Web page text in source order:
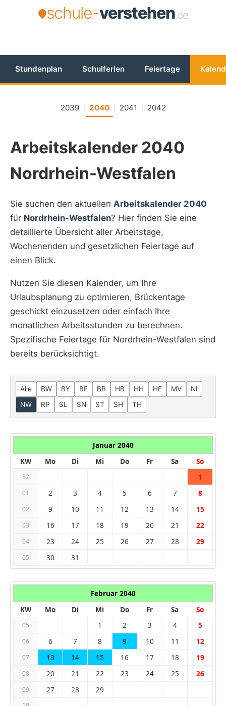
schule-verstehen.de
Stundenplan Schulferien Feiertage
2039 2040 2041 2042
Arbeitskalender 2040
Nordrhein-Westfalen
Sie suchen den aktuellen Arbeitskalender 2040
für Nordrhein-Westfalen? Hier finden Sie eine
detaillierte Übersicht aller Arbeitstage,
Wochenenden und gesetzlichen Feiertage auf
einen Blick.
Nutzen Sie diesen Kalender, um Ihre
Urlaubsplanung zu optimieren, Brückentage
geschickt einzusetzen oder einfach Ihre
monatlichen Arbeitsstunden zu berechnen.
Spezifische Feiertage für Nordrhein-Westfalen sind
bereits berücksichtigt.
Alle BW BY BE BB HB HH HE MV
NI
NW
RP SL SN ST SH TH
Januar 2040
KW
Mo Di Mi Do Fr Sa So
52 1
01 2 3 4 5 6 7 8
02 9 10 11 12 13 14 15
03 16 17 18 19 20 21 22
04 23 24 25 26 27 28 29
05 30 31
Februar 2040
KW
Mo Di Mi Do Fr Sa So
05 1 2 3 4 5
06 6 7 8 9 10 11 12
07 13 14 15 16 17 18 19
08 20 21 22 23 24 25 26
09 27 28 29